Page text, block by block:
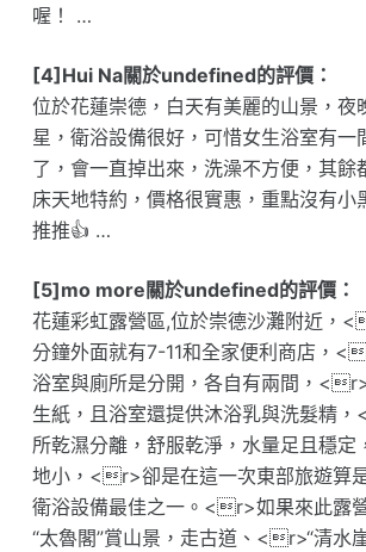
喔！ …
[4]Hui Na關於undefined的評價：
位於花蓮崇德，白天有美麗的山景，夜
星，衛浴設備很好，可惜女生浴室有一
了，會一直掉出來，洗澡不方便，其餘
床天地特約，價格很實惠，重點沒有小
推推👍 …
[5]mo more關於undefined的評價：
花蓮彩虹露營區,位於崇德沙灘附近，
分鐘外面就有7-11和全家便利商店，
浴室與廁所是分開，各自有兩間，
生紙，且浴室還提供沐浴乳與洗髮精
所乾濕分離，舒服乾淨，水量足且穩
地小，<r>卻是在這一次東部旅遊算
衛浴設備最佳之一。<r>如果來此露
“太魯閣”賞山景，走古道、<r>“清水